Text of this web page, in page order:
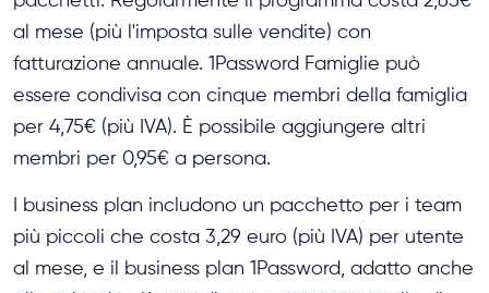
al mese (più l'imposta sulle vendite) con
fatturazione annuale. 1Password Famiglie può
essere condivisa con cinque membri della famiglia
per 4,75€ (più IVA). È possibile aggiungere altri
membri per 0,95€ a persona.
I business plan includono un pacchetto per i team
più piccoli che costa 3,29 euro (più IVA) per utente
al mese, e il business plan 1Password, adatto anche